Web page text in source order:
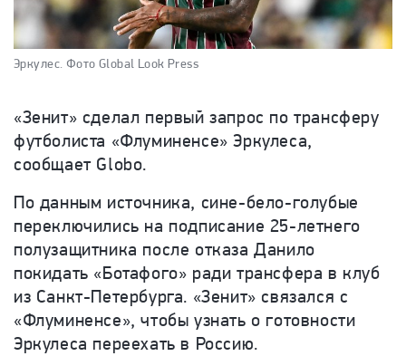
Эркулес. Фото Global Look Press
«Зенит» сделал первый запрос по трансферу
футболиста «Флуминенсе» Эркулеса,
сообщает Globo.
По данным источника, сине-бело-голубые
переключились на подписание 25-летнего
полузащитника после отказа Данило
покидать «Ботафого» ради трансфера в клуб
из Санкт-Петербурга. «Зенит» связался с
«Флуминенсе», чтобы узнать о готовности
Эркулеса переехать в Россию.